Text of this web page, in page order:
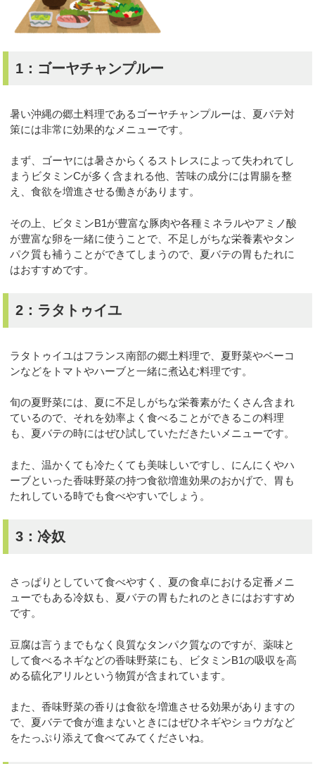
1：ゴーヤチャンプルー
暑い沖縄の郷土料理であるゴーヤチャンプルーは、夏バテ対
策には非常に効果的なメニューです。
まず、ゴーヤには暑さからくるストレスによって失われてし
まうビタミンCが多く含まれる他、苦味の成分には胃腸を整
え、食欲を増進させる働きがあります。
その上、ビタミンB1が豊富な豚肉や各種ミネラルやアミノ酸
が豊富な卵を一緒に使うことで、不足しがちな栄養素やタン
パク質も補うことができてしまうので、夏バテの胃もたれに
はおすすめです。
2：ラタトゥイユ
ラタトゥイユはフランス南部の郷土料理で、夏野菜やベーコ
ンなどをトマトやハーブと一緒に煮込む料理です。
旬の夏野菜には、夏に不足しがちな栄養素がたくさん含まれ
ているので、それを効率よく食べることができるこの料理
も、夏バテの時にはぜひ試していただきたいメニューです。
また、温かくても冷たくても美味しいですし、にんにくやハ
ーブといった香味野菜の持つ食欲増進効果のおかげで、胃も
たれしている時でも食べやすいでしょう。
3：冷奴
さっぱりとしていて食べやすく、夏の食卓における定番メニ
ューでもある冷奴も、夏バテの胃もたれのときにはおすすめ
です。
豆腐は言うまでもなく良質なタンパク質なのですが、薬味と
して食べるネギなどの香味野菜にも、ビタミンB1の吸収を高
める硫化アリルという物質が含まれています。
また、香味野菜の香りは食欲を増進させる効果がありますの
で、夏バテで食が進まないときにはぜひネギやショウガなど
をたっぷり添えて食べてみてくださいね。